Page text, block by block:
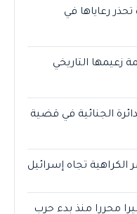
تحذر رعاياها في
زعيمها التاريخي
الجنائية في قضية
تجاه إسرائيل
يعيد اعتقال 80 أسيرا محررا منذ بدء حرب